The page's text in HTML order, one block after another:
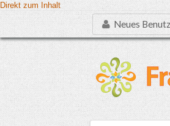
Direkt zum Inhalt
Neues